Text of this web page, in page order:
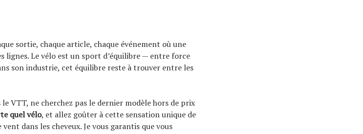
sortie, chaque article, chaque événement où une
lignes. Le vélo est un sport d’équilibre — entre force
son industrie, cet équilibre reste à trouver entre les
VTT, ne cherchez pas le dernier modèle hors de prix
quel vélo, et allez goûter à cette sensation unique de
dans les cheveux. Je vous garantis que vous